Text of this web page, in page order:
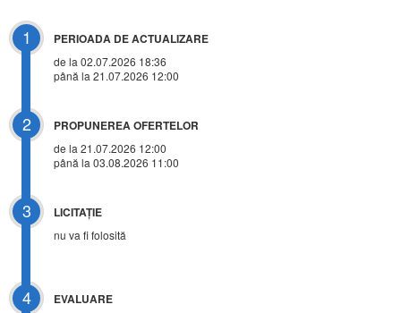
1 PERIOADA DE ACTUALIZARE
de la 02.07.2026 18:36
până la 21.07.2026 12:00
2 PROPUNEREA OFERTELOR
de la 21.07.2026 12:00
până la 03.08.2026 11:00
3 LICITAŢIE
nu va fi folosită
4 EVALUARE